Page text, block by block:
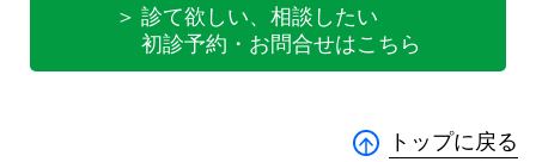
＞ 診て欲しい、相談したい
初診予約・お問合せはこちら
トップに戻る